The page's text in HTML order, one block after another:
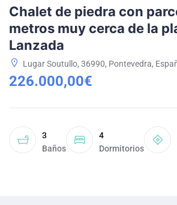
Chalet de piedra con
metros muy cerca de la
Lanzada
Lugar Soutullo, 36990, Pontevedra,
226.000,00€
3
Baños
4
Dormitorios